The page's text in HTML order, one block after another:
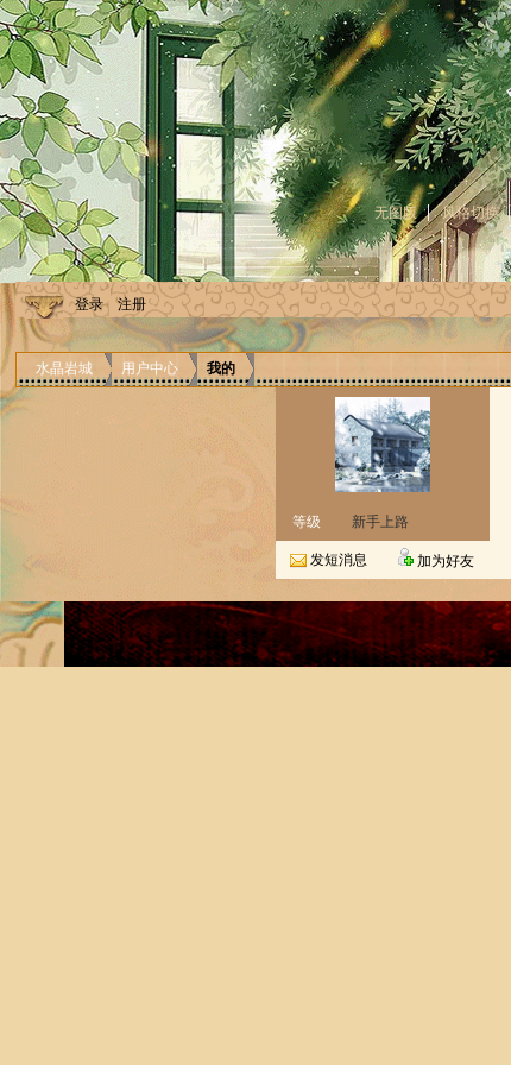
无图版 风格切换
登录 注册
水晶岩城 用户中心 我的
等级 新手上路
发短消息 加为好友